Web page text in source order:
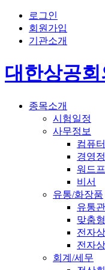
로그인
회원가입
기관소개
대한상공
종목소개
시험일정
사무정보
컴퓨
경영
워드
비서
유통/화장품
유통
맞춤
전자
전자
회계/세무